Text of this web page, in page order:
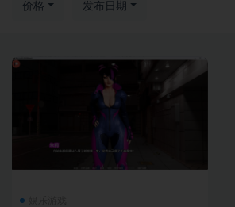
价格 发布日期